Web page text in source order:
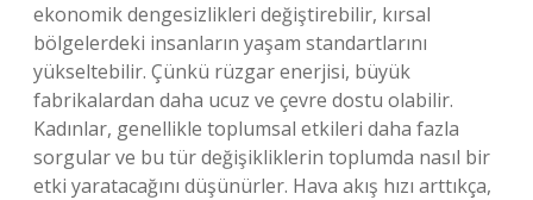
ekonomik dengesizlikleri değiştirebilir, kırsal
bölgelerdeki insanların yaşam standartlarını
yükseltebilir. Çünkü rüzgar enerjisi, büyük
fabrikalardan daha ucuz ve çevre dostu olabilir.
Kadınlar, genellikle toplumsal etkileri daha fazla
sorgular ve bu tür değişikliklerin toplumda nasıl bir
etki yaratacağını düşünürler. Hava akış hızı arttıkça,